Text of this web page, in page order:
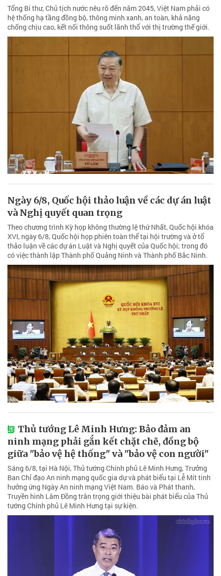
Tổng Bí thư, Chủ tịch nước nêu rõ đến năm 2045, Việt Nam phải có
hệ thống hạ tầng đồng bộ, thông minh xanh, an toàn, khả năng
chống chịu cao, kết nối thông suốt lãnh thổ với thị trường thế giới.
Ngày 6/8, Quốc hội thảo luận về các dự án luật
và Nghị quyết quan trọng
Theo chương trình Kỳ họp không thường lệ thứ Nhất, Quốc hội khóa
XVI, ngày 6/8, Quốc hội họp phiên toàn thể tại hội trường và ở tổ
thảo luận về các dự án Luật và Nghị quyết của Quốc hội; trong đó
có việc thành lập Thành phố Quảng Ninh và Thành phố Bắc Ninh.
Thủ tướng Lê Minh Hưng: Bảo đảm an
ninh mạng phải gắn kết chặt chẽ, đồng bộ
giữa "bảo vệ hệ thống" và "bảo vệ con người"
Sáng 6/8, tại Hà Nội, Thủ tướng Chính phủ Lê Minh Hưng, Trưởng
Ban Chỉ đạo An ninh mạng quốc gia dự và phát biểu tại Lễ Mít tinh
hưởng ứng Ngày An ninh mạng Việt Nam. Báo và Phát thanh,
Truyền hình Lâm Đồng trân trọng giới thiệu bài phát biểu của Thủ
tướng Chính phủ Lê Minh Hưng tại sự kiện.